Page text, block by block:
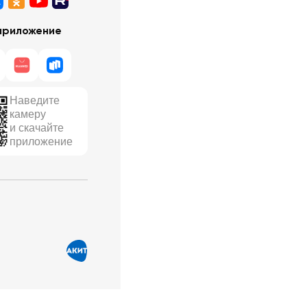
Наведите
камеру
и скачайте
приложение